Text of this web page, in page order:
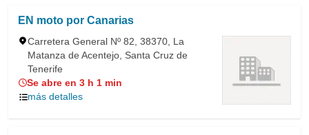
EN moto por Canarias
Carretera General Nº 82, 38370, La
Matanza de Acentejo, Santa Cruz de
Tenerife
Se abre en 3 h 1 min
más detalles